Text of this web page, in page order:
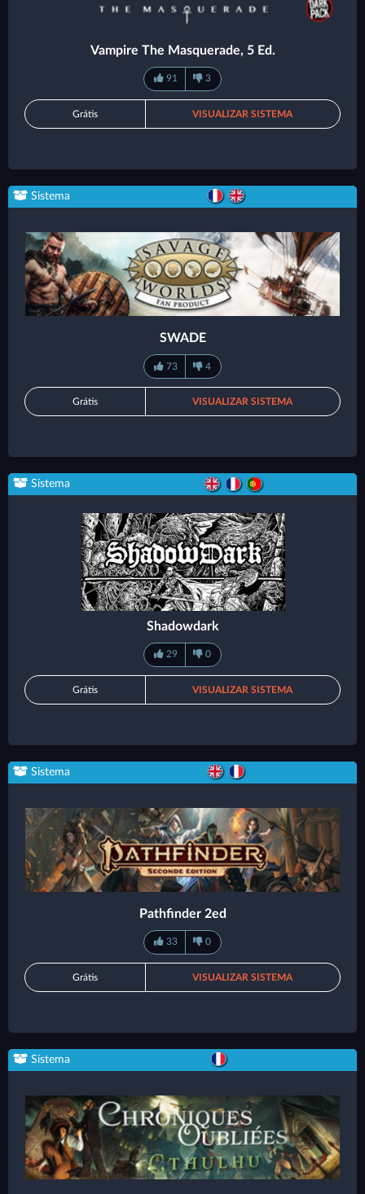
Vampire The Masquerade, 5 Ed.
91 3
Grátis VISUALIZAR SISTEMA
Sistema
SWADE
73 4
Grátis VISUALIZAR SISTEMA
Sistema
Shadowdark
29 0
Grátis VISUALIZAR SISTEMA
Sistema
Pathfinder 2ed
33 0
Grátis VISUALIZAR SISTEMA
Sistema